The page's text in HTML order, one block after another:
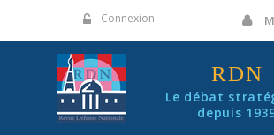
Connexion
RDN
Le débat
depuis